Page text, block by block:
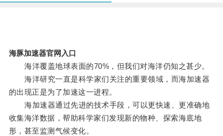
海豚加速器官网入口
海洋覆盖地球表面的70%，但我们对海洋仍知之甚少。
海洋研究一直是科学家们关注的重要领域，而海加速器
的出现正是为了加速这一进程。
海加速器通过先进的技术手段，可以更快速、更准确地
收集海洋数据，帮助科学家们发现新的物种、探索海底地
形，甚至监测气候变化。